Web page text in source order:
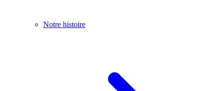
Notre histoire